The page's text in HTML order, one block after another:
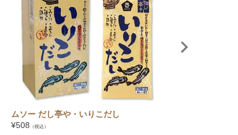
ムソー だし亭や・いりこだし
¥508 （税込）